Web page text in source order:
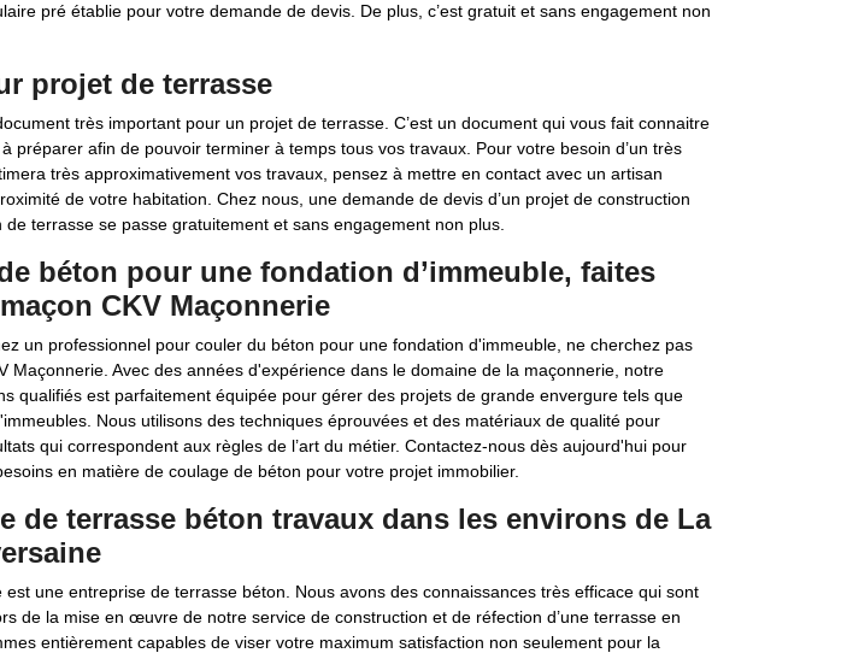
pré établie pour votre demande de devis. De plus, c’est gratuit et sans engagement non
projet de terrasse
très important pour un projet de terrasse. C’est un document qui vous fait connaitre
préparer afin de pouvoir terminer à temps tous vos travaux. Pour votre besoin d’un très
très approximativement vos travaux, pensez à mettre en contact avec un artisan
de votre habitation. Chez nous, une demande de devis d’un projet de construction
de terrasse se passe gratuitement et sans engagement non plus.
béton pour une fondation d’immeuble, faites
CKV Maçonnerie
un professionnel pour couler du béton pour une fondation d'immeuble, ne cherchez pas
Maçonnerie. Avec des années d'expérience dans le domaine de la maçonnerie, notre
qualifiés est parfaitement équipée pour gérer des projets de grande envergure tels que
Nous utilisons des techniques éprouvées et des matériaux de qualité pour
qui correspondent aux règles de l’art du métier. Contactez-nous dès aujourd'hui pour
en matière de coulage de béton pour votre projet immobilier.
de terrasse béton travaux dans les environs de La
est une entreprise de terrasse béton. Nous avons des connaissances très efficace qui sont
de la mise en œuvre de notre service de construction et de réfection d’une terrasse en
entièrement capables de viser votre maximum satisfaction non seulement pour la